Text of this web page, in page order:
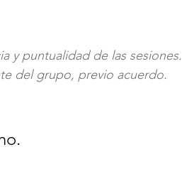
y puntualidad de las sesiones.
del grupo, previo acuerdo.